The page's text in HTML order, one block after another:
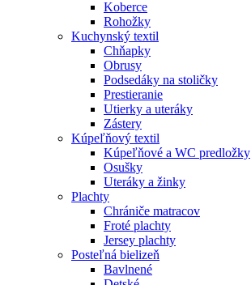
Koberce
Rohožky
Kuchynský textil
Chňapky
Obrusy
Podsedáky na stoličky
Prestieranie
Utierky a uteráky
Zástery
Kúpeľňový textil
Kúpeľňové a WC predložky
Osušky
Uteráky a žinky
Plachty
Chrániče matracov
Froté plachty
Jersey plachty
Posteľná bielizeň
Bavlnené